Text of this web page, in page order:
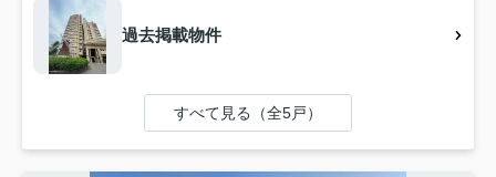
過去掲載物件
すべて見る（全5戸）